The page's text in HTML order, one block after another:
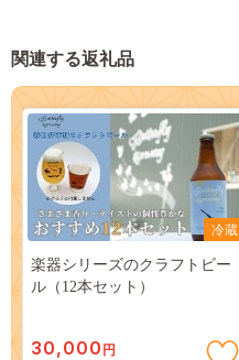
関連する返礼品
冷蔵
楽器シリーズのクラフトビー
ル（12本セット）
30,000 円